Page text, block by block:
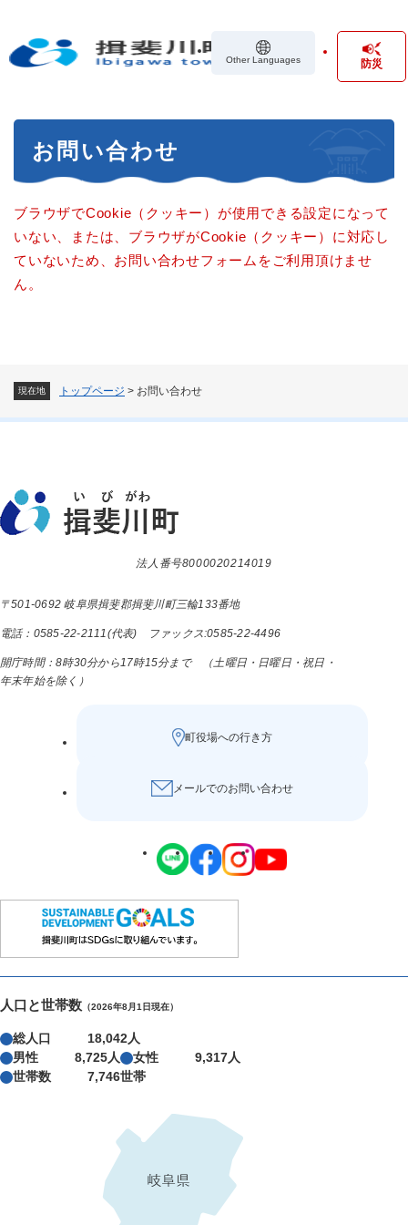
の
Other Languages 防災
現在地 トップページ > お問い合わせ
お問い合わせ
ブラウザでCookie（クッキー）が使用できる設定になって
いない、または、ブラウザがCookie（クッキー）に対応し
ていないため、お問い合わせフォームをご利用頂けませ
ん。
法人番号8000020214019
〒501-0692 岐阜県揖斐郡揖斐川町三輪133番地
電話：0585-22-2111(代表) ファックス:0585-22-4496
開庁時間：8時30分から17時15分まで （土曜日・日曜日・祝日・
年末年始を除く）
町役場への行き方
メールでのお問い合わせ
人口と世帯数 （2026年8月1日現在）
総人口
18,042人
男性
8,725人 女性
9,317人
世帯数
7,746世帯